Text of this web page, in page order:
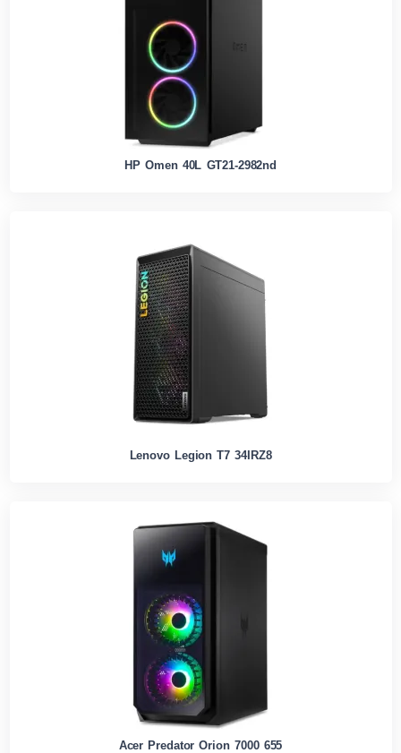
HP Omen 40L GT21-2982nd
Lenovo Legion T7 34IRZ8
Acer Predator Orion 7000 655